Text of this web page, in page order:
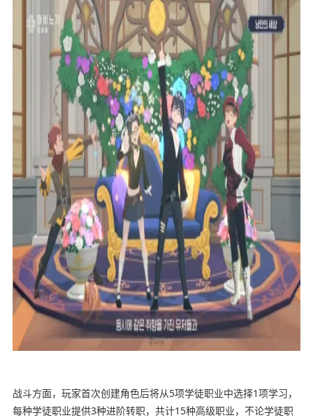
战斗方面，玩家首次创建角色后将从5项学徒职业中选择1项学习，
每种学徒职业提供3种进阶转职，共计15种高级职业，不论学徒职